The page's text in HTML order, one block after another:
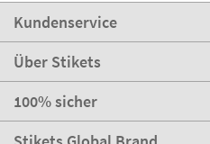
Kundenservice
Über Stikets
100% sicher